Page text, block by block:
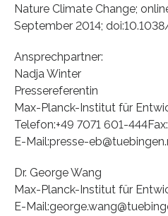
Nature Climate Change;
September 2014;
Ansprechpartner:
Nadja Winter
Pressereferentin
Max-Planck-Institut für
Telefon:+49 7071 601-
E-Mail:presse-
Dr. George Wang
Max-Planck-Institut für
E-